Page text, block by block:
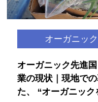
オーガニック
オーガニック先進
業の現状｜現地で
た、 “オーガニック